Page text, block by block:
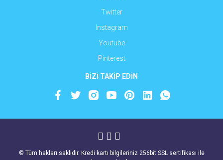
Twitter
Instagram
Youtube
Pinterest
BİZİ TAKİP EDİN
© Tüm hakları saklıdır. Kredi kartı bilgileriniz 256bit SSL sertifikası ile